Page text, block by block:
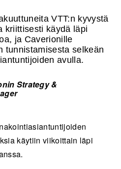
VTT:n kyvystä
kriittisesti käydä läpi
ja Caverionille
tunnistamisesta selkeän
avulla.
Strategy &
käytiin viikoittain läpi